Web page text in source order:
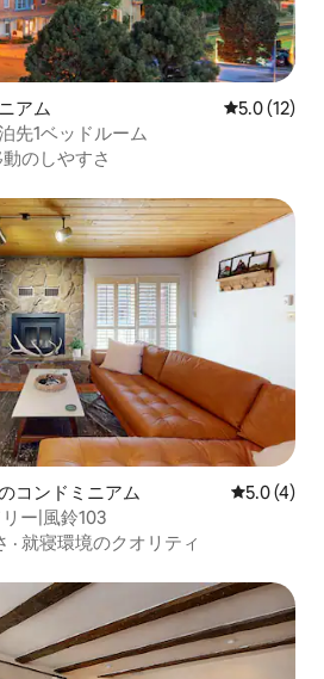
アム レビュー12
5.0 (12)
先1ベッドルーム
のしやすさ
コンドミニアム レビュー4
5.0 (4)
ー|風鈴103
· 就寝環境のクオリティ